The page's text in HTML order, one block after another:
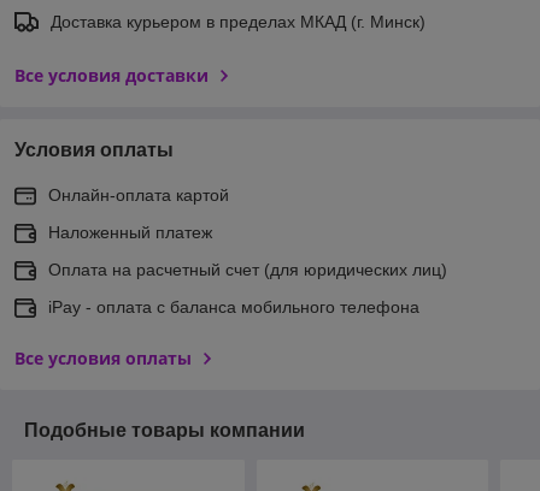
Доставка курьером в пределах МКАД (г. Минск)
Все условия доставки
Условия оплаты
Онлайн-оплата картой
Наложенный платеж
Оплата на расчетный счет (для юридических лиц)
iPay - оплата с баланса мобильного телефона
Все условия оплаты
Подобные товары компании